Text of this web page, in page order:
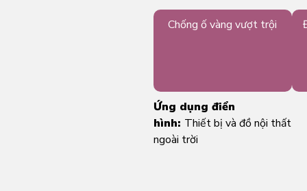
Chống ố vàng vượt trội
Ứng dụng điển
hình: Thiết bị và đồ nội thất
ngoài trời